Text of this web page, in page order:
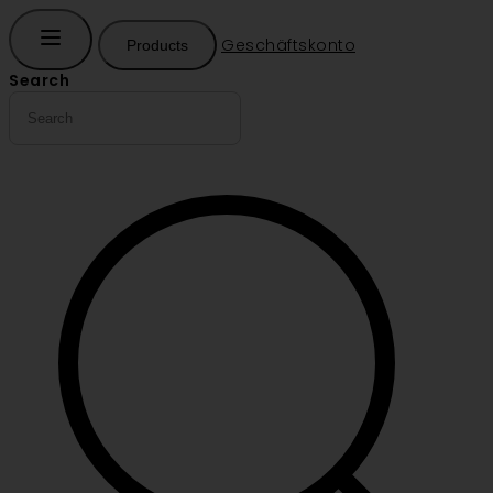
Products
Geschäftskonto
Search